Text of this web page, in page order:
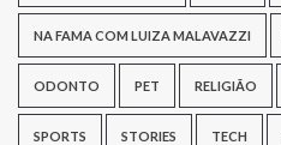
NA FAMA COM LUIZA MALAVAZZI
ODONTO PET RELIGIÃO
SPORTS STORIES TECH